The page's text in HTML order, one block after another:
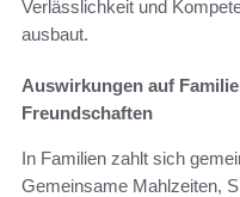
Verlässlichkeit und
ausbaut.
Auswirkungen auf
Freundschaften
In Familien zahlt sich
Gemeinsame Mahlzeiten,